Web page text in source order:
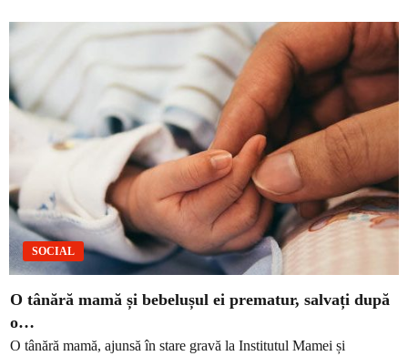
SOCIAL
O tânără mamă și bebelușul ei prematur, salvați după
o…
O tânără mamă, ajunsă în stare gravă la Institutul Mamei și